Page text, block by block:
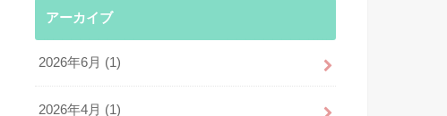
アーカイブ
2026年6月 (1)
2026年4月 (1)